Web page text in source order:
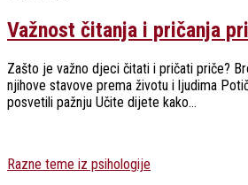
Važnost čitanja i pričanja
Zašto je važno djeci čitati i pričati priče?
njihove stavove prema životu i ljudima
posvetili pažnju Učite dijete kako...
Razne teme iz psihologije